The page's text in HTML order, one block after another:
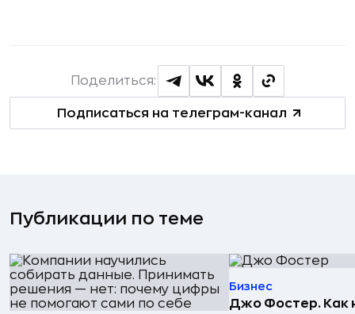
Подписаться на телеграм-канал
Поделиться:
Публикации по теме
Бизнес
Джо Фостер. Как